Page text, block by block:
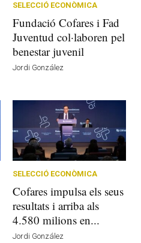
SELECCIÓ ECONÒMICA
Fundació Cofares i Fad
Juventud col·laboren pel
benestar juvenil
Jordi González
SELECCIÓ ECONÒMICA
Cofares impulsa els seus
resultats i arriba als
4.580 milions en...
Jordi González